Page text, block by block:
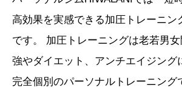
高効果を実感できる加圧トレーニン
です。 加圧トレーニングは老若男
強やダイエット、アンチエイジング
完全個別のパーソナルトレーニング